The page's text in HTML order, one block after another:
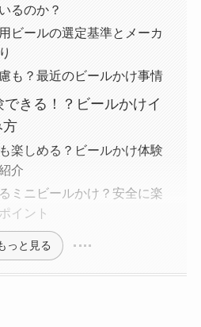
るのか？
ビールの選定基準とメーカ
も？最近のビールかけ事情
きる！？ビールかけイ
方
楽しめる？ビールかけ体験
介
ミニビールかけ？安全に楽
イント
っと見る